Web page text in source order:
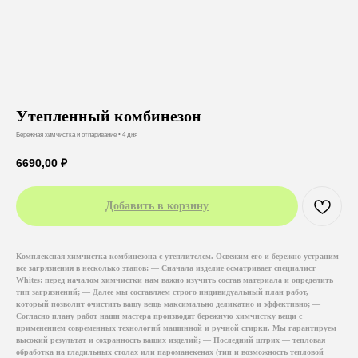
Утепленный комбинезон
Бережная химчистка и отпаривание • 4 дня
6690,00 ₽
Добавить в корзину
Комплексная химчистка комбинезона с утеплителем. Освежим его и бережно устраним
все загрязнения в несколько этапов: — Сначала изделие осматривает специалист
Whites: перед началом химчистки нам важно изучить состав материала и определить
тип загрязнений; — Далее мы составляем строго индивидуальный план работ,
который позволит очистить вашу вещь максимально деликатно и эффективно; —
Согласно плану работ наши мастера производят бережную химчистку вещи с
применением современных технологий машинной и ручной стирки. Мы гарантируем
высокий результат и сохранность ваших изделий; — Последний штрих — тепловая
обработка на гладильных столах или пароманекенах (тип и возможность тепловой
Услуги